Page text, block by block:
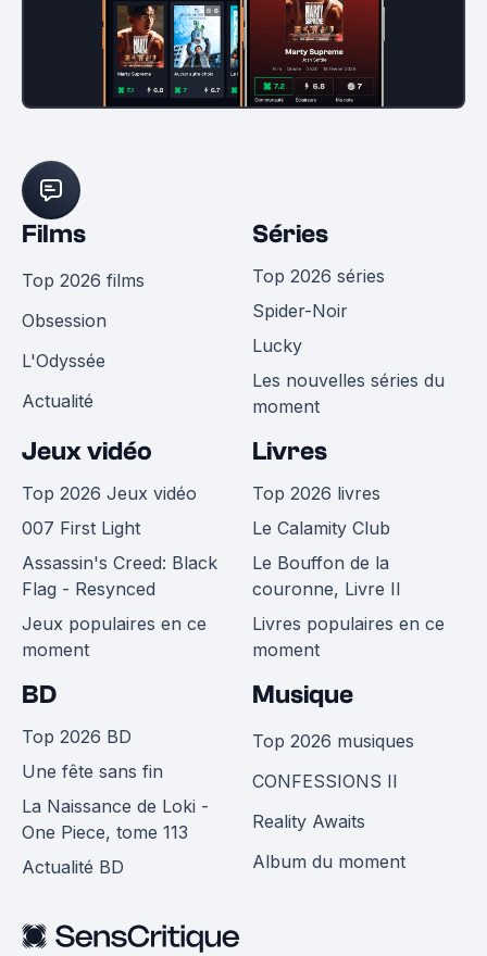
Films
Top 2026 films
Obsession
L'Odyssée
Actualité
Séries
Top 2026 séries
Spider-Noir
Lucky
Les nouvelles séries du
moment
Jeux vidéo
Top 2026 Jeux vidéo
007 First Light
Assassin's Creed: Black
Flag - Resynced
Jeux populaires en ce
moment
Livres
Top 2026 livres
Le Calamity Club
Le Bouffon de la
couronne, Livre II
Livres populaires en ce
moment
BD
Top 2026 BD
Une fête sans fin
La Naissance de Loki -
One Piece, tome 113
Actualité BD
Musique
Top 2026 musiques
CONFESSIONS II
Reality Awaits
Album du moment